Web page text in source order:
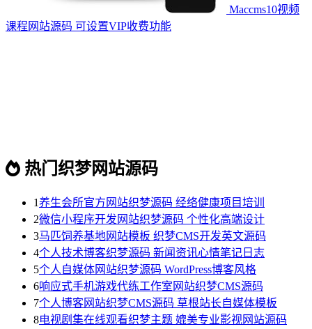
Maccms10视频
课程网站源码 可设置VIP收费功能
热门织梦网站源码
1养生会所官方网站织梦源码 经络健康项目培训
2微信小程序开发网站织梦源码 个性化高端设计
3马匹饲养基地网站模板 织梦CMS开发英文源码
4个人技术博客织梦源码 新闻资讯心情笔记日志
5个人自媒体网站织梦源码 WordPress博客风格
6响应式手机游戏代练工作室网站织梦CMS源码
7个人博客网站织梦CMS源码 草根站长自媒体模板
8电视剧集在线观看织梦主题 媲美专业影视网站源码